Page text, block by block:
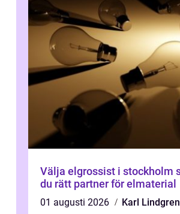
Välja elgrossist i stockholm så hittar
du rätt partner för elmaterial
01 augusti 2026
Karl Lindgren